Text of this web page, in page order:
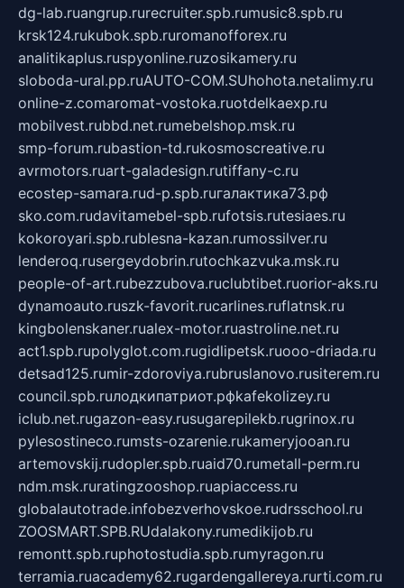
dg-lab.ruangrup.rurecruiter.spb.rumusic8.spb.ru
krsk124.rukubok.spb.ruromanofforex.ru
analitikaplus.ruspyonline.ruzosikamery.ru
sloboda-ural.pp.ruAUTO-COM.SUhohota.netalimy.ru
online-z.comaromat-vostoka.ruotdelkaexp.ru
mobilvest.rubbd.net.rumebelshop.msk.ru
smp-forum.rubastion-td.rukosmoscreative.ru
avrmotors.ruart-galadesign.rutiffany-c.ru
ecostep-samara.rud-p.spb.ruгалактика73.рф
sko.com.rudavitamebel-spb.rufotsis.rutesiaes.ru
kokoroyari.spb.rublesna-kazan.rumossilver.ru
lenderoq.rusergeydobrin.rutochkazvuka.msk.ru
people-of-art.rubezzubova.ruclubtibet.ruorior-aks.ru
dynamoauto.ruszk-favorit.rucarlines.ruflatnsk.ru
kingbolenskaner.rualex-motor.ruastroline.net.ru
act1.spb.rupolyglot.com.rugidlipetsk.ruooo-driada.ru
detsad125.rumir-zdoroviya.rubruslanovo.rusiterem.ru
council.spb.ruлодкипатриот.рфkafekolizey.ru
iclub.net.rugazon-easy.rusugarepilekb.rugrinox.ru
pylesostineco.rumsts-ozarenie.rukameryjooan.ru
artemovskij.rudopler.spb.ruaid70.rumetall-perm.ru
ndm.msk.ruratingzooshop.ruapiaccess.ru
globalautotrade.infobezverhovskoe.rudrsschool.ru
ZOOSMART.SPB.RUdalakony.rumedikijob.ru
remontt.spb.ruphotostudia.spb.rumyragon.ru
terramia.ruacademy62.rugardengallereya.rurti.com.ru